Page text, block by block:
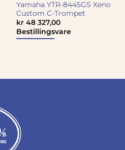
Yamaha YTR-8445GS Xeno
Custom C-Trompet
kr48 327,00
Bestillingsvare